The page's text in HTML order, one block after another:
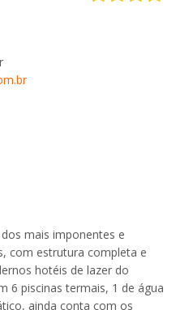
mais imponentes e
com estrutura completa e
hotéis de lazer do
6 piscinas termais, 1 de água
ainda conta com os